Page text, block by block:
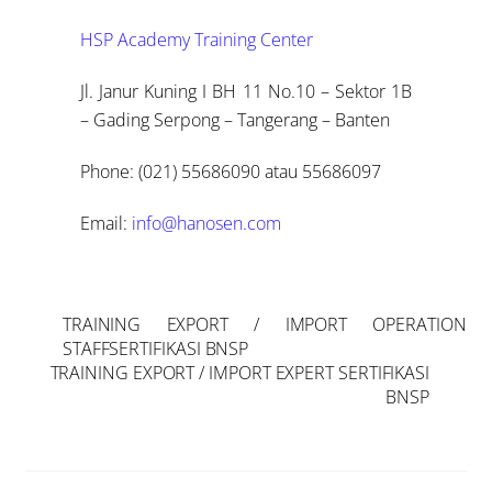
HSP Academy Training Center
Jl. Janur Kuning I BH 11 No.10 – Sektor 1B
– Gading Serpong – Tangerang – Banten
Phone: (021) 55686090 atau 55686097
Email: info@hanosen.com
TRAINING EXPORT / IMPORT OPERATION
STAFFSERTIFIKASI BNSP
TRAINING EXPORT / IMPORT EXPERT SERTIFIKASI
BNSP